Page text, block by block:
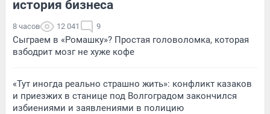
история бизнеса
8 часов 12 041 9
Сыграем в «Ромашку»? Простая головоломка, которая
взбодрит мозг не хуже кофе
«Тут иногда реально страшно жить»: конфликт казаков
и приезжих в станице под Волгоградом закончился
избиениями и заявлениями в полицию